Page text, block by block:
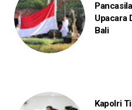
Upacara
Bali
Kapolri